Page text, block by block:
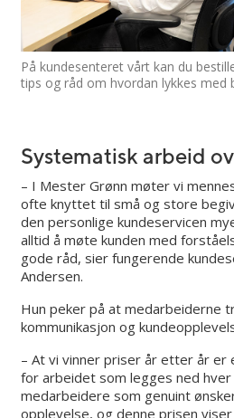
På kundesenteret vårt kan du
tips og råd om hvordan lykkes med
Systematisk arbeid
– I Mester Grønn møter vi
ofte knyttet til små og store
den personlige kundeservicen
alltid å møte kunden med
gode råd, sier fungerende
Andersen.
Hun peker på at medarbeiderne
kommunikasjon og
– At vi vinner priser år etter år er
for arbeidet som legges ned hver
medarbeidere som genuint
opplevelse, og denne prisen